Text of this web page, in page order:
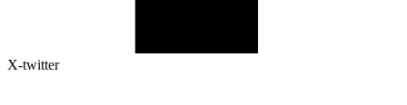
X-twitter